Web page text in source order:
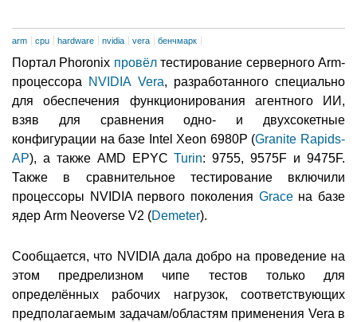
arm cpu hardware nvidia vera бенчмарк
Портал Phoronix провёлтестирование серверного Arm-
процессора
NVIDIA Vera, разработанного специально
для обеспечения функционирования агентного ИИ,
взяв для сравнения одно- и двухсокетные
конфигурации на базе Intel Xeon 6980P (Granite Rapids-
AP), а также AMD EPYCTurin: 9755, 9575F и 9475F.
Также в сравнительное тестирование включили
процессоры NVIDIA первого поколения Graceна базе
ядер Arm Neoverse V2 (Demeter).
Сообщается, что NVIDIA дала добро на проведение на
этом предрелизном чипе тестов только для
определённых рабочих нагрузок, соответствующих
предполагаемым задачам/областям применения Vera в